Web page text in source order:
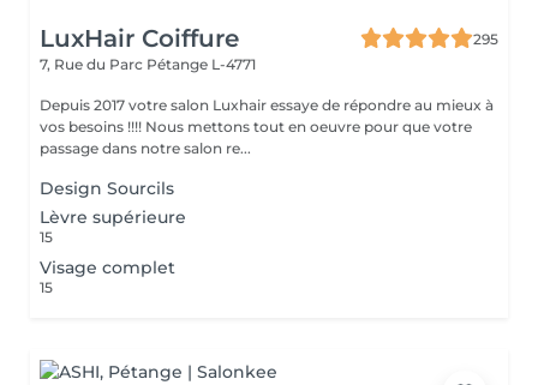
LuxHair Coiffure
295
7, Rue du Parc Pétange L-4771
Depuis 2017 votre salon Luxhair essaye de répondre au mieux à
vos besoins !!!! Nous mettons tout en oeuvre pour que votre
passage dans notre salon re...
Design Sourcils
Lèvre supérieure
15
Visage complet
15